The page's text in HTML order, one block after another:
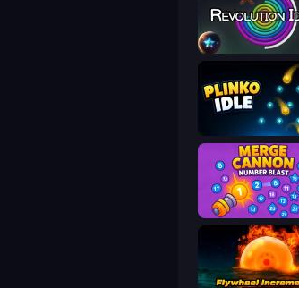
Revolution Idle X
Plinko Idle